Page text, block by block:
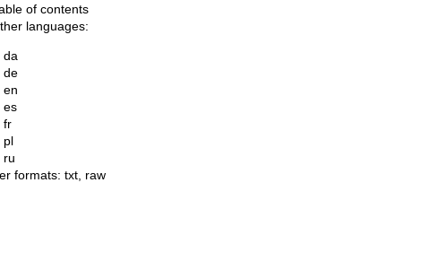
of contents
languages:
da
de
en
es
fr
pl
ru
formats: txt raw